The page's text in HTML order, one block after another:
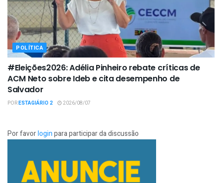
POLÍTICA
#Eleições2026: Adélia Pinheiro rebate críticas de
ACM Neto sobre Ideb e cita desempenho de
Salvador
PORESTAGIÁRIO 2 2026/08/07
Por favorloginpara participar da discussão